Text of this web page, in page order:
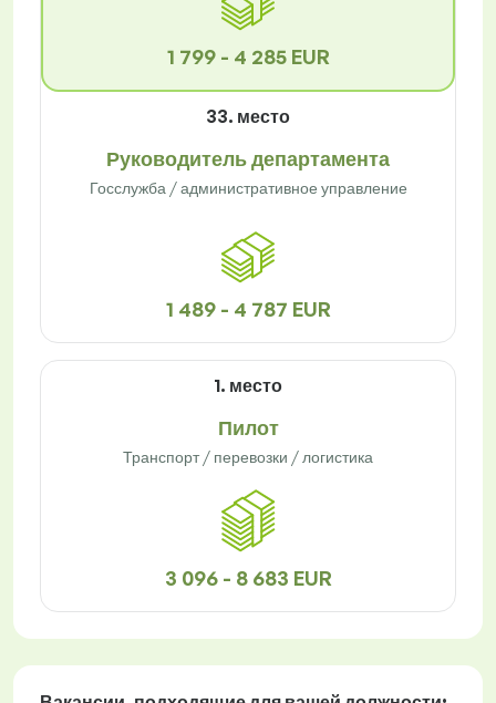
1 799 - 4 285 EUR
33. место
Руководитель департамента
Госслужба / административное управление
1 489 - 4 787 EUR
1. место
Пилот
Транспорт / перевозки / логистика
3 096 - 8 683 EUR